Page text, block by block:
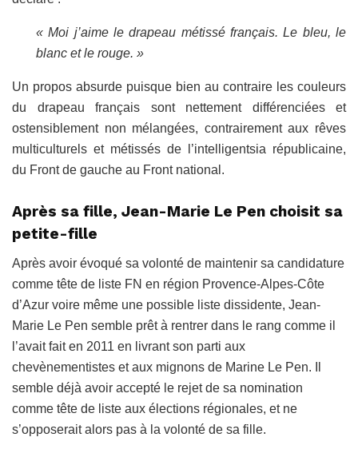
« Moi j’aime le drapeau métissé français. Le bleu, le
blanc et le rouge. »
Un propos absurde puisque bien au contraire les couleurs
du drapeau français sont nettement différenciées et
ostensiblement non mélangées, contrairement aux rêves
multiculturels et métissés de l’intelligentsia républicaine,
du Front de gauche au Front national.
Après sa fille, Jean-Marie Le Pen choisit sa
petite-fille
Après avoir évoqué sa volonté de maintenir sa candidature
comme tête de liste FN en région Provence-Alpes-Côte
d’Azur voire même une possible liste dissidente, Jean-
Marie Le Pen semble prêt à rentrer dans le rang comme il
l’avait fait en 2011 en livrant son parti aux
chevènementistes et aux mignons de Marine Le Pen. Il
semble déjà avoir accepté le rejet de sa nomination
comme tête de liste aux élections régionales, et ne
s’opposerait alors pas à la volonté de sa fille.